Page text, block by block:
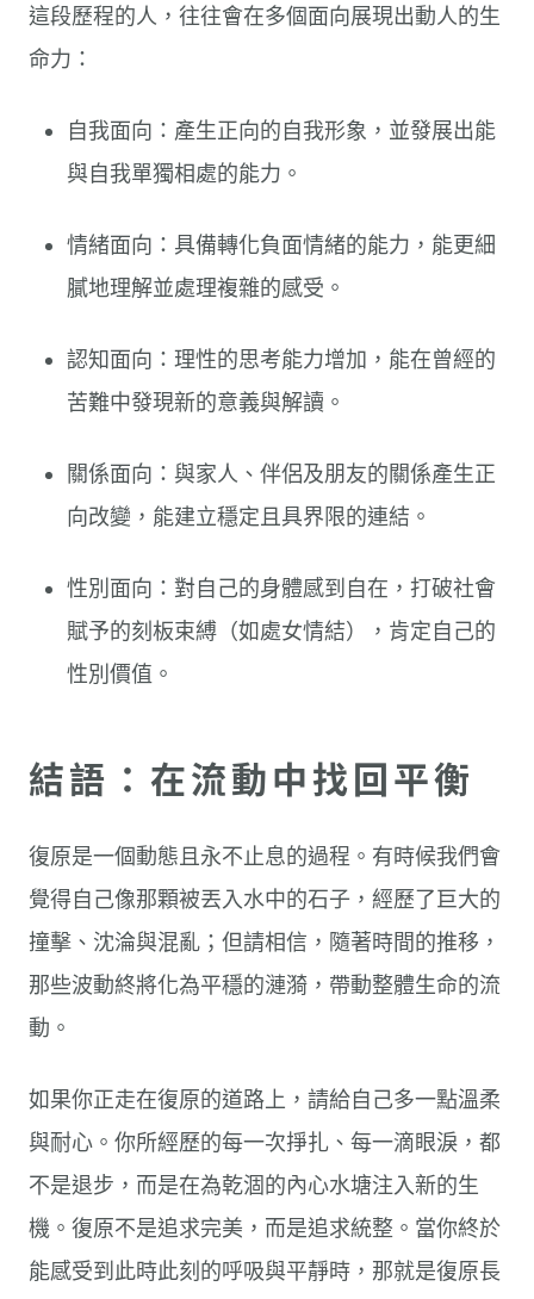
這段歷程的人，往往會在多個面向展現出動人的生
命力：
自我面向：產生正向的自我形象，並發展出能
與自我單獨相處的能力。
情緒面向：具備轉化負面情緒的能力，能更細
膩地理解並處理複雜的感受。
認知面向：理性的思考能力增加，能在曾經的
苦難中發現新的意義與解讀。
關係面向：與家人、伴侶及朋友的關係產生正
向改變，能建立穩定且具界限的連結。
性別面向：對自己的身體感到自在，打破社會
賦予的刻板束縛（如處女情結），肯定自己的
性別價值。
結語：在流動中找回平衡
復原是一個動態且永不止息的過程。有時候我們會
覺得自己像那顆被丟入水中的石子，經歷了巨大的
撞擊、沈淪與混亂；但請相信，隨著時間的推移，
那些波動終將化為平穩的漣漪，帶動整體生命的流
動。
如果你正走在復原的道路上，請給自己多一點溫柔
與耐心。你所經歷的每一次掙扎、每一滴眼淚，都
不是退步，而是在為乾涸的內心水塘注入新的生
機。復原不是追求完美，而是追求統整。當你終於
能感受到此時此刻的呼吸與平靜時，那就是復原長